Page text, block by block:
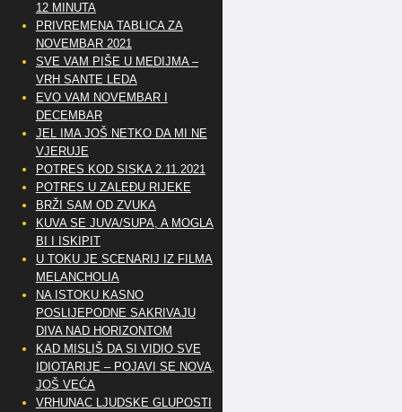
12 MINUTA
PRIVREMENA TABLICA ZA
NOVEMBAR 2021
SVE VAM PIŠE U MEDIJMA –
VRH SANTE LEDA
EVO VAM NOVEMBAR I
DECEMBAR
JEL IMA JOŠ NETKO DA MI NE
VJERUJE
POTRES KOD SISKA 2.11.2021
POTRES U ZALEĐU RIJEKE
BRŽI SAM OD ZVUKA
KUVA SE JUVA/SUPA, A MOGLA
BI I ISKIPIT
U TOKU JE SCENARIJ IZ FILMA
MELANCHOLIA
NA ISTOKU KASNO
POSLIJEPODNE SAKRIVAJU
DIVA NAD HORIZONTOM
KAD MISLIŠ DA SI VIDIO SVE
IDIOTARIJE – POJAVI SE NOVA,..
JOŠ VEĆA
VRHUNAC LJUDSKE GLUPOSTI